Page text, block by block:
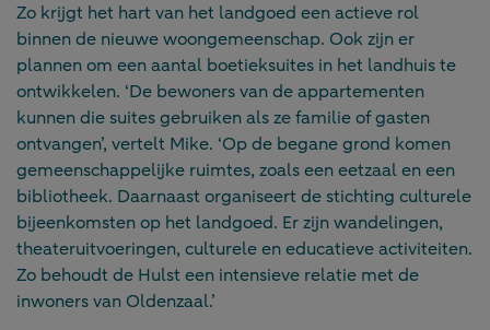
Zo krijgt het hart van het landgoed een actieve rol
binnen de nieuwe woongemeenschap. Ook zijn er
plannen om een aantal boetieksuites in het landhuis te
ontwikkelen. ‘De bewoners van de appartementen
kunnen die suites gebruiken als ze familie of gasten
ontvangen’, vertelt Mike. ‘Op de begane grond komen
gemeenschappelijke ruimtes, zoals een eetzaal en een
bibliotheek. Daarnaast organiseert de stichting culturele
bijeenkomsten op het landgoed. Er zijn wandelingen,
theateruitvoeringen, culturele en educatieve activiteiten.
Zo behoudt de Hulst een intensieve relatie met de
inwoners van Oldenzaal.’